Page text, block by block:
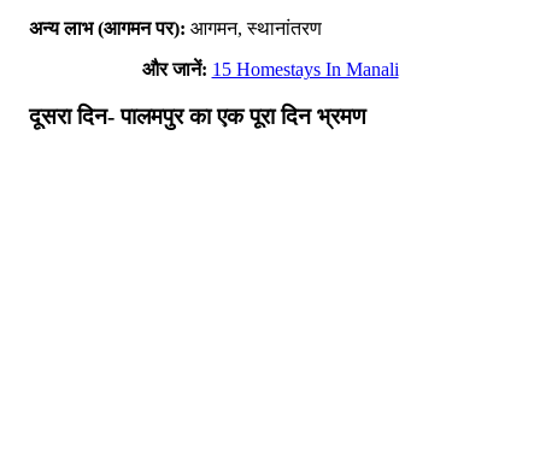
अन्य लाभ (आगमन पर): आगमन, स्थानांतरण
और जानें: 15 Homestays In Manali
दूसरा दिन- पालमपुर का एक पूरा दिन भ्रमण